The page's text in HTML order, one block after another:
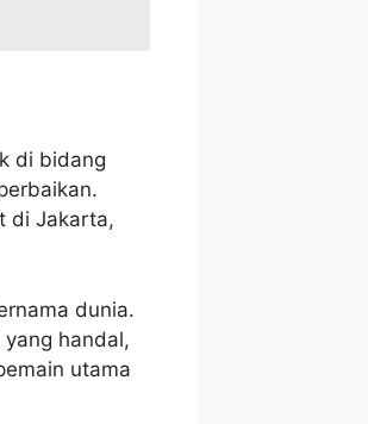
di bidang
di Jakarta,
dunia.
handal,
utama